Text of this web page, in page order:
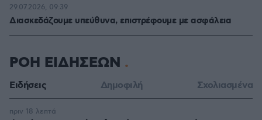
Διασκεδάζουμε υπεύθυνα, επιστρέφουμε με ασφάλεια
29.07.2026, 09:39
ΡΟΗ ΕΙΔΗΣΕΩΝ
Ειδήσεις Δημοφιλή Σχολιασμένα
πριν 18 λεπτά